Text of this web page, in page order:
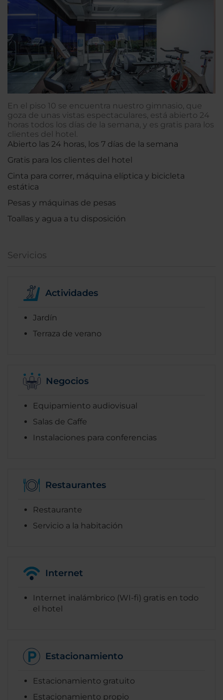
En el piso 10 se encuentra nuestro gimnasio, que
goza de unas vistas espectaculares, está abierto 24
horas todos los días de la semana, y es gratis para los
clientes del hotel.
Abierto las 24 horas, los 7 días de la semana
Gratis para los clientes del hotel
Cinta para correr, máquina elíptica y bicicleta
estática
Pesas y máquinas de pesas
Toallas y agua a tu disposición
Servicios
Actividades
Jardín
Terraza de verano
Negocios
Equipamiento audiovisual
Salas de Caffe
Instalaciones para conferencias
Restaurantes
Restaurante
Servicio a la habitación
Internet
Internet inalámbrico (WI-fi) gratis en todo
el hotel
Estacionamiento
Estacionamiento gratuito
Estacionamiento propio